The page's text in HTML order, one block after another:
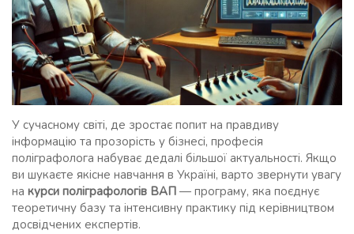
У сучасному світі, де зростає попит на правдиву
інформацію та прозорість у бізнесі, професія
поліграфолога набуває дедалі більшої актуальності. Якщо
ви шукаєте якісне навчання в Україні, варто звернути увагу
на курси поліграфологів ВАП — програму, яка поєднує
теоретичну базу та інтенсивну практику під керівництвом
досвідчених експертів.